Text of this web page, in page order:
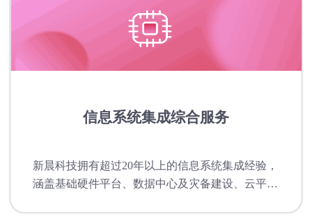
信息系统集成综合服务
新晨科技拥有超过20年以上的信息系统集成经验，
涵盖基础硬件平台、数据中心及灾备建设、云平台